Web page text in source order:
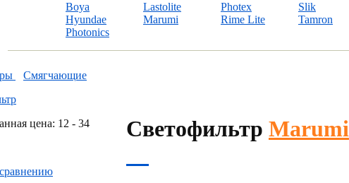
Boya
Hyundae
Photonics
Lastolite
Marumi
Photex
Rime Lite
Slik
Tamron
Смягчающие
цена: 12 - 34
Светофильтр Marumi